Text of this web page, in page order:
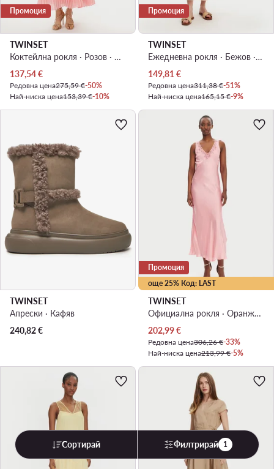
Промоция
TWINSET
Коктейлна рокля · Розов · Миди
Актуална цена
137,54€
Редовна цена275,59 €-50%
Най-ниска цена153,39 €-10%
Промоция
TWINSET
Ежедневна рокля · Бежов · Миди
Актуална цена
149,81 €
Редовна цена311,38 €-51%
Най-ниска цена165,15 €-9%
TWINSET
Апрески · Кафяв
240,82€
още 25% Код: LAST
Промоция
TWINSET
Официална рокля · Оранжев · Макси, Асиметрична
Актуална цена
202,99€
Редовна цена306,26 €-33%
Най-ниска цена213,99 €-5%
Сортирай Филтрирай 1